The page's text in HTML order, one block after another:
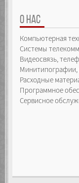
О НАС
Компьютерная
Системы
Видеосвязь,
Минитипографии,
Расходные
Программное
Сервисное